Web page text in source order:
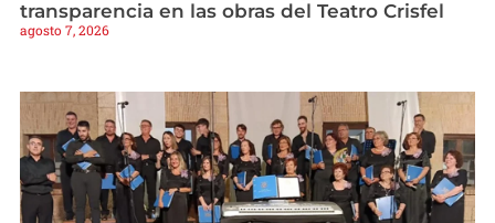
transparencia en las obras del Teatro Crisfel
agosto 7, 2026